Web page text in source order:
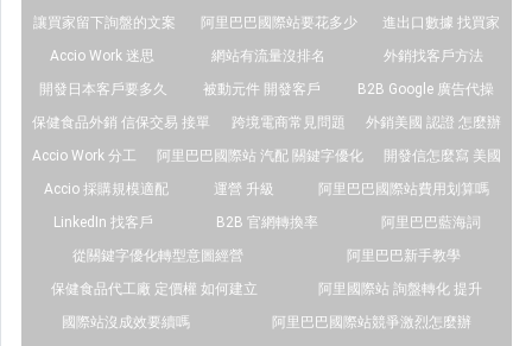
讓買家留下詢盤的文案
阿里巴巴國際站要花多少
進出口數據 找買家
Accio Work 迷思
網站有流量沒排名
外銷找客戶方法
開發日本客戶要多久
被動元件 開發客戶
B2B Google 廣告代操
保健食品外銷 信保交易 接單
跨境電商常見問題
外銷美國 認證 怎麼辦
Accio Work 分工
阿里巴巴國際站 汽配 關鍵字優化
開發信怎麼寫 美國
Accio 採購規模適配
運營 升級
阿里巴巴國際站費用划算嗎
LinkedIn 找客戶
B2B 官網轉換率
阿里巴巴藍海詞
從關鍵字優化轉型意圖經營
阿里巴巴新手教學
保健食品代工廠 定價權 如何建立
阿里國際站 詢盤轉化 提升
國際站沒成效要續嗎
阿里巴巴國際站競爭激烈怎麼辦